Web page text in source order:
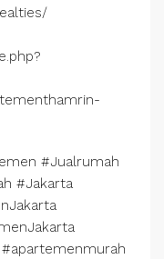
#Jualrumah
#Jakarta